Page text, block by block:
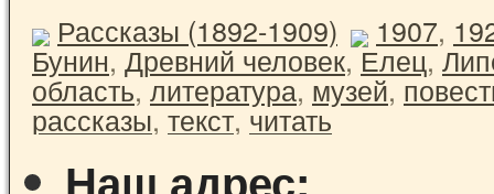
Рассказы (1892-1909)
1907,
Бунин,Древний человек,Елец,
область,литература,музей,
рассказы,текст,читать